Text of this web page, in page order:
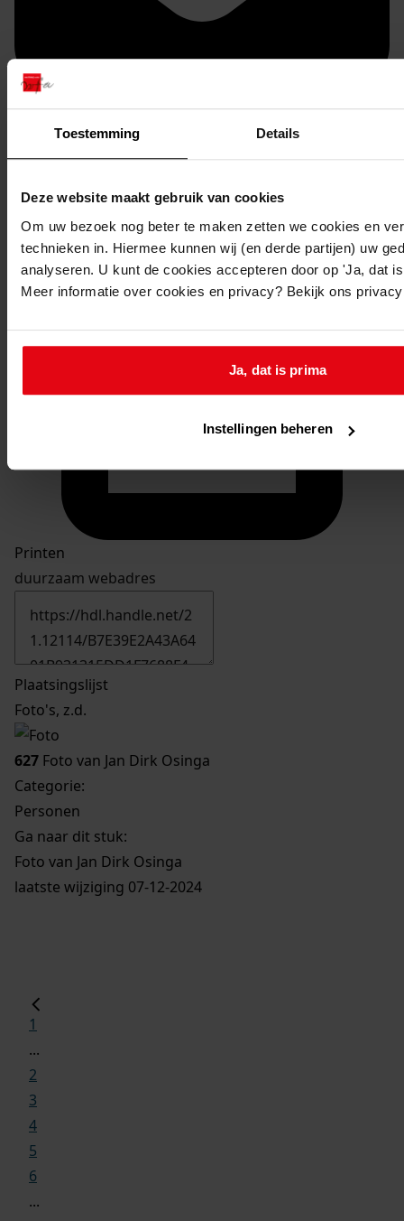
Toestemming Details
Deze website maakt gebruik van cookies
Om uw bezoek nog beter te maken zetten we cookies en
technieken in. Hiermee kunnen wij (en derde partijen) uw
analyseren. U kunt de cookies accepteren door op 'Ja, dat
Meer informatie over cookies en privacy? Bekijk ons
Ja, dat is prima
Instellingen beheren
Printen
duurzaam webadres
Plaatsingslijst
Foto's, z.d.
627 Foto van Jan Dirk Osinga
Categorie:
Personen
Ga naar dit stuk:
Foto van Jan Dirk Osinga
laatste wijziging 07-12-2024
1
...
2
3
4
5
6
...